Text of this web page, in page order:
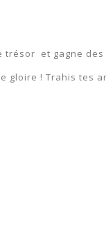
trésor et gagne des
gloire ! Trahis tes